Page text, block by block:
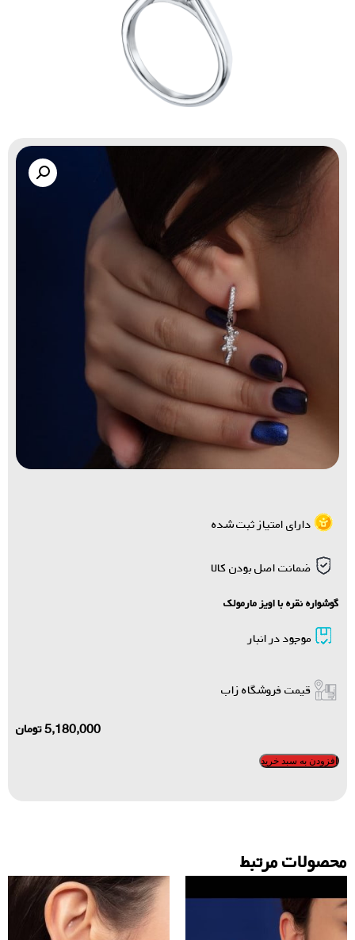
گالری زاب سیلور
دارای امتیاز ثبت شده
ضمانت اصل بودن کالا
گوشواره نقره با اویز مارمولک
موجود در انبار
قیمت فروشگاه زاب
5,180,000تومان
افزودن به سبد خرید
محصولات مرتبط